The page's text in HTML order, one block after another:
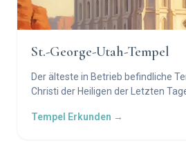
St.-George-Utah-Tempel
Der älteste in Betrieb befindliche
Christi der Heiligen der Letzten
dreißigjährigen Präsidentschaft
Tempel Erkunden →